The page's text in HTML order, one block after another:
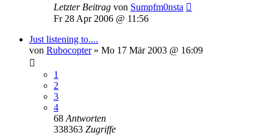
Letzter Beitrag von Sumpfm0nsta
Fr 28 Apr 2006 @ 11:56
Just listening to....
von Rubocopter» Mo 17 Mär 2003 @ 16:09
1
2
3
4
68 Antworten
338363 Zugriffe